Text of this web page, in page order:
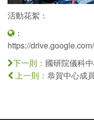
活動花絮：
：
https://
下一則： 國研院儀科
上一則： 恭賀中心成